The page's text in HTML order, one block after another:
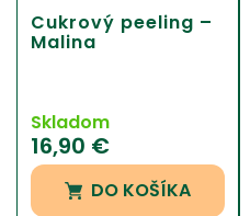
Cukrový peeling –
Malina
Skladom
16,90 €
DO KOŠÍKA